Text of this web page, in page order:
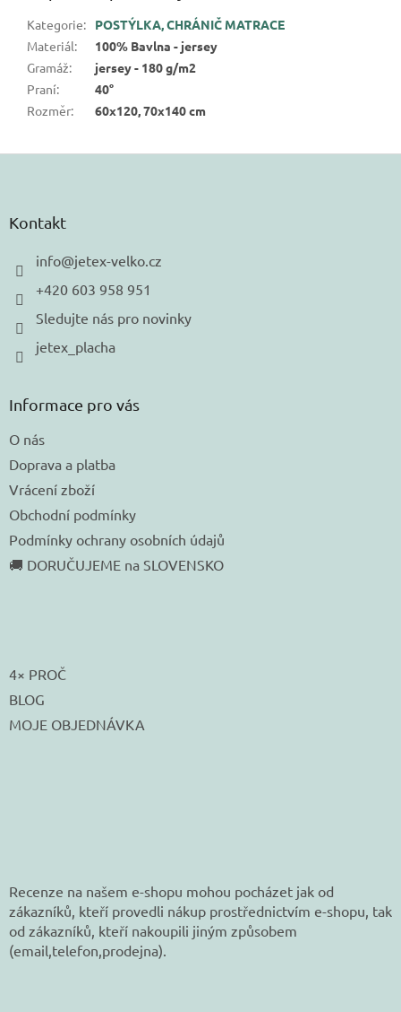
Kategorie:
POSTÝLKA, CHRÁNIČ MATRACE
Materiál:
100% Bavlna - jersey
Gramáž:
jersey - 180 g/m2
Praní:
40°
Rozměr: 60x120, 70x140 cm
Kontakt
info@jetex-velko.cz
+420 603 958 951
Sledujte nás pro novinky
jetex_placha
Informace pro vás
O nás
Doprava a platba
Vrácení zboží
Obchodní podmínky
Podmínky ochrany osobních údajů
🚚 DORUČUJEME na SLOVENSKO
4× PROČ
BLOG
MOJE OBJEDNÁVKA
Recenze na našem e-shopu mohou pocházet jak od
zákazníků, kteří provedli nákup prostřednictvím e-shopu, tak
od zákazníků, kteří nakoupili jiným způsobem
(email,telefon,prodejna).